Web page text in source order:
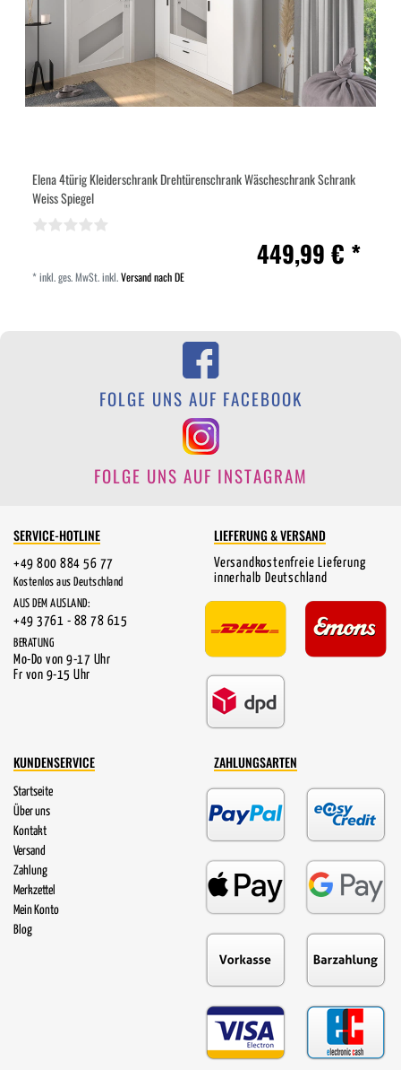
Elena 4türig Kleiderschrank Drehtürenschrank Wäscheschrank Schrank
Weiss Spiegel
449,99 € *
*inkl. ges. MwSt.inkl.Versand nach DE
FOLGE UNS AUF FACEBOOK
FOLGE UNS AUF INSTAGRAM
SERVICE-HOTLINE
+49 800 884 56 77
Kostenlos aus Deutschland
AUS DEM AUSLAND:
+49 3761 - 88 78 615
BERATUNG
Mo-Do von 9-17 Uhr
Fr von 9-15 Uhr
LIEFERUNG & VERSAND
Versandkostenfreie Lieferung
innerhalb Deutschland
KUNDENSERVICE
Startseite
Über uns
Kontakt
Versand
Zahlung
Merkzettel
Mein Konto
Blog
ZAHLUNGSARTEN